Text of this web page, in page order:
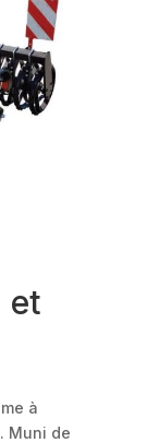
et
à
Muni de